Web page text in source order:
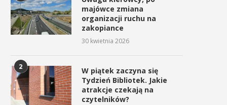
majówce zmiana
organizacji ruchu na
zakopiance
30 kwietnia 2026
2
W piątek zaczyna się
Tydzień Bibliotek. Jakie
atrakcje czekają na
czytelników?